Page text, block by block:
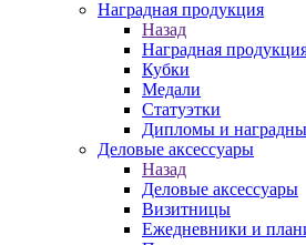
Наградная продукция
Назад
Наградная
Кубки
Медали
Статуэтки
Дипломы и
Деловые аксессуары
Назад
Деловые аксессуары
Визитницы
Ежедневники и